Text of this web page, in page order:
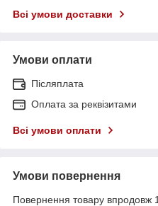
Всі умови доставки
Умови оплати
Післяплата
Оплата за реквізитами
Всі умови оплати
Умови повернення
Повернення товару впродовж